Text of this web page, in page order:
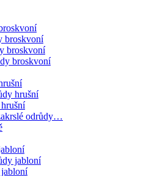
broskvoní
broskvoní
broskvoní
hrušní
odrůdy…
jabloní